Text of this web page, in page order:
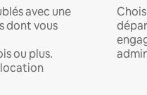
avec une
dont vous
ou plus.